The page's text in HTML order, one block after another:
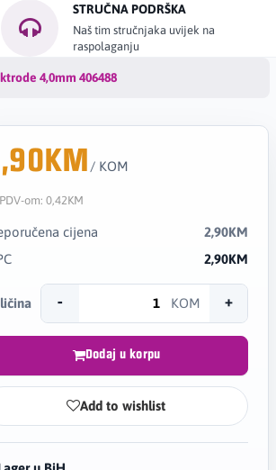
STRUČNA PODRŠKA
Naš tim stručnjaka uvijek na
raspolaganju
4,0mm 406488
/ KOM
om:0,42KM
cijena
2,90KM
2,90KM
- KOM +
Dodaj u korpu
Add to wishlist